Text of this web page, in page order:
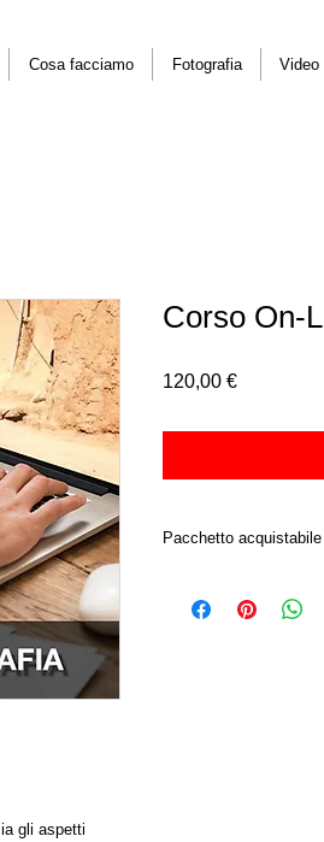
Cosa facciamo Fotografia Video
gli aspetti
Corso On-
120,00 €Price
Pacchetto acquistabile